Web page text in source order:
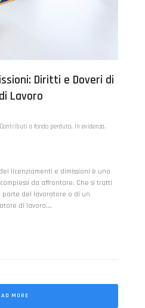
Diritti e Doveri di
Lavoro
Contributi a fondo perduto, In evidenza,
licenziamenti e dimissioni è uno
da affrontare. Che si tratti
del lavoratore o di un
di lavoro,…
MORE